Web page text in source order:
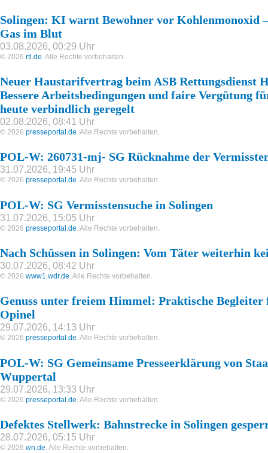
Solingen: KI warnt Bewohner vor Kohlenmonoxid
Gas im Blut
03.08.2026, 00:29 Uhr
© 2026 rtl.de . Alle Rechte vorbehalten.
Neuer Haustarifvertrag beim ASB
Bessere Arbeitsbedingungen und faire Vergütung
heute verbindlich geregelt
02.08.2026, 08:41 Uhr
© 2026 presseportal.de. Alle Rechte vorbehalten.
POL-W: 260731-mj- SG Rücknahme der
31.07.2026, 19:45 Uhr
© 2026 presseportal.de. Alle Rechte vorbehalten.
POL-W: SG Vermisstensuche in Solingen
31.07.2026, 15:05 Uhr
© 2026 presseportal.de . Alle Rechte vorbehalten.
Nach Schüssen in Solingen: Vom Täter weiterhin
30.07.2026, 08:42 Uhr
© 2026 www1.wdr.de. Alle Rechte vorbehalten.
Genuss unter freiem Himmel: Praktische
Opinel
29.07.2026, 14:13 Uhr
© 2026 presseportal.de. Alle Rechte vorbehalten.
POL-W: SG Gemeinsame Presseerklärung von
Wuppertal
29.07.2026, 13:33 Uhr
© 2026 presseportal.de. Alle Rechte vorbehalten.
Defektes Stellwerk: Bahnstrecke in Solingen
28.07.2026, 05:15 Uhr
© 2026 wn.de. Alle Rechte vorbehalten.